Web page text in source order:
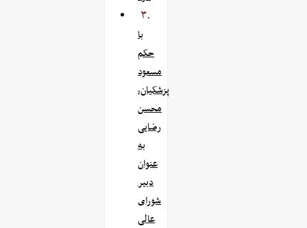
۳.
با
حکم
مسعود
پزشکیان،
محسن
رضایی
به
عنوان
دبیر
شورای
عالی